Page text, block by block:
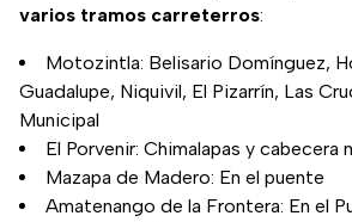
varios tramos carreterros:
Motozintla: Belisario Domínguez,
Guadalupe, Niquivil, El Pizarrín, Las
Municipal
El Porvenir: Chimalapas y cabecera
Mazapa de Madero: En el puente
Amatenango de la Frontera: En el